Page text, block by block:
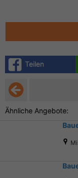
Teilen
Ähnliche Angebote: